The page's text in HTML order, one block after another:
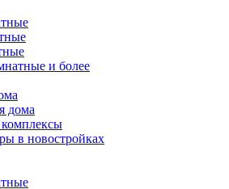
и более
дома
в новостройках